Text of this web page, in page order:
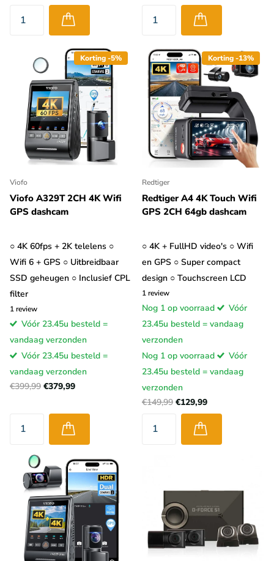
Korting -5%
Viofo
Viofo A329T 2CH 4K Wifi
GPS dashcam
○ 4K 60fps + 2K telelens ○
Wifi 6 + GPS ○ Uitbreidbaar
SSD geheugen ○ Inclusief CPL
filter
1review
Vóór 23.45u besteld =
vandaag verzonden
Vóór 23.45u besteld =
vandaag verzonden
€399,99 €379,99
Korting -13%
Redtiger
Redtiger A4 4K Touch Wifi
GPS 2CH 64gb dashcam
○ 4K + FullHD video's ○ Wifi
en GPS ○ Super compact
design ○ Touchscreen LCD
1review
Nog 1 op voorraad
Vóór
23.45u besteld = vandaag
verzonden
Nog 1 op voorraad
Vóór
23.45u besteld = vandaag
verzonden
€149,99 €129,99